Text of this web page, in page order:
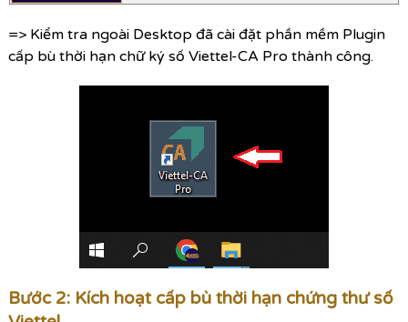
=> Kiểm tra ngoài Desktop đã cài đặt phần mềm Plugin
cấp bù thời hạn chữ ký số Viettel-CA Pro thành công.
Bước 2: Kích hoạt cấp bù thời hạn chứng thư số